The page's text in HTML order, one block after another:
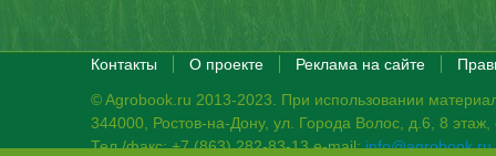
Контакты О проекте Реклама на сайте
© Agrobook.ru 2013-2023. При использовании
344000, Ростов-на-Дону, ул. Города Волос, д.6, 8
Тел./факс: +7 (863) 282-83-13 e-mail:info@agrobook.ru